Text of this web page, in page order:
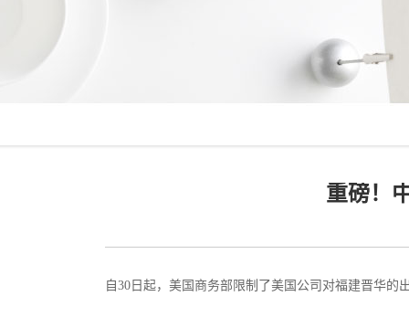
重磅！
自30日起，美国商务部限制了美国公司对福建晋华的